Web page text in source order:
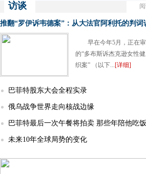
访谈
推翻“罗伊诉韦德案”：从大法官阿利托的判词
早在今年5月，正在
的“多布斯诉杰克逊女性健
织案” （以下...[详细]
巴菲特股东大会全程实录
俄乌战争世界走向核战边缘
巴菲特最后一次午餐将拍卖 那些年陪他吃
现今如何？
未来10年全球局势的变化